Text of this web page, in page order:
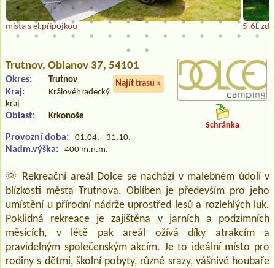
místa s el.přípojkou 5-6L
Trutnov, Oblanov 37, 54101
Najít trasu »
Okres: Trutnov
Kraj:
Královéhradecký
kraj
Oblast: Krkonoše
Provozní doba: 01.04. - 31.10.
Nadm.výška: 400 m.n.m.
Schránka
🌞 Rekreační areál Dolce se nachází v malebném údolí v
blízkosti města Trutnova. Oblíben je především pro jeho
umístění u přírodní nádrže uprostřed lesů a rozlehlých luk.
Poklidná rekreace je zajištěna v jarních a podzimních
měsících, v létě pak areál ožívá díky atrakcím a
pravidelným společenským akcím. Je to ideální místo pro
rodiny s dětmi, školní pobyty, různé srazy, vášnivé houbaře